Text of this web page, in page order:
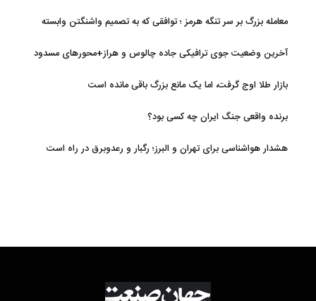
معامله بزرگ بر سر تنگه هرمز ؛ توافقی که به تصمیم واشنگتن وابسته
است
آخرین وضعیت جوی ترافیکی جاده چالوس و هراز+محورهای مسدود
بازار طلا اوج گرفت، اما یک مانع بزرگ باقی مانده است
برنده واقعی جنگ ایران چه کسی بود؟
هشدار هواشناسی برای تهران و البرز؛ رگبار و رعدوبرق در راه است